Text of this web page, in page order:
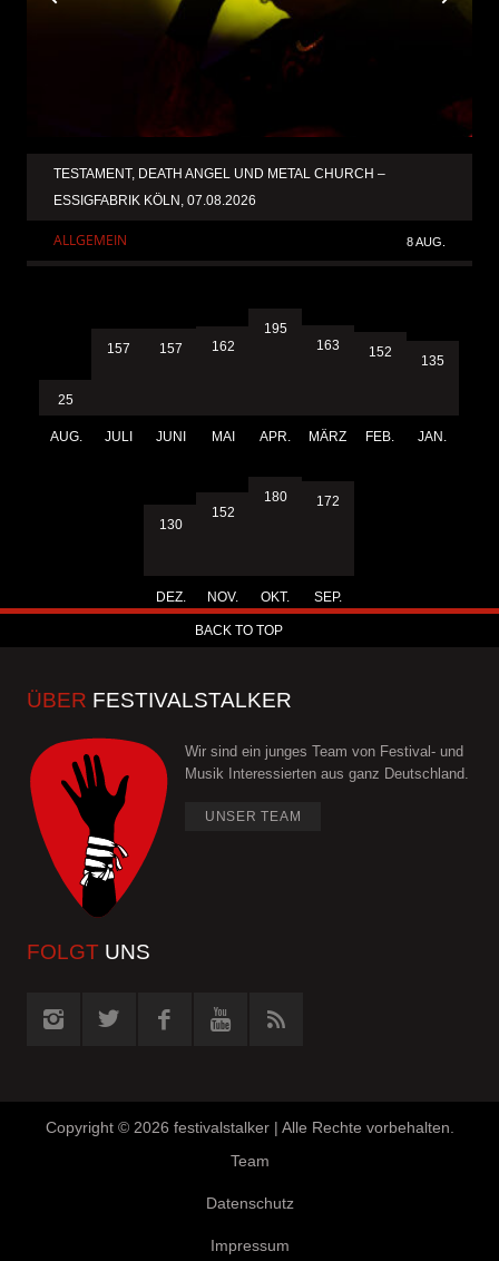
TESTAMENT, DEATH ANGEL UND METAL CHURCH –
ESSIGFABRIK KÖLN, 07.08.2026
ALLGEMEIN 8 AUG.
25
AUG.
157
JULI
157
JUNI
162
MAI
195
APR.
163
MÄRZ
152
FEB.
135
JAN.
130
DEZ.
152
NOV.
180
OKT.
172
SEP.
BACK TO TOP
ÜBER FESTIVALSTALKER
Wir sind ein junges Team von Festival- und
Musik Interessierten aus ganz Deutschland.
UNSER TEAM
FOLGT UNS
Copyright © 2026 festivalstalker | Alle Rechte vorbehalten.
Team
Datenschutz
Impressum